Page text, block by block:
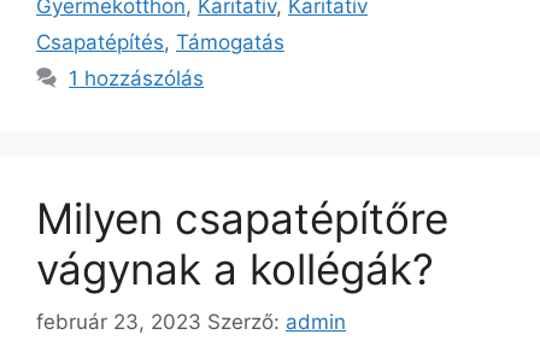
Gyermekotthon, Karitatív, Karitatív
Csapatépítés, Támogatás
1 hozzászólás
Milyen csapatépítőre
vágynak a kollégák?
február 23, 2023 Szerző: admin